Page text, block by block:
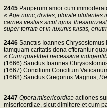
2445 Pauperum amor cum
« Age nunc, divites, plorate ululantes
carnes vestras sicut ignis:
super terram et in luxuriis fuistis,
2446 Sanctus Ioannes
tamquam caritatis dona offerantur
« Cum quaelibet necessaria
(1666) Sanctus Ioannes
(1667) Concilium Concilium
(1668) Sanctus Gregorius Magnus,
2447 Opera misericordiae actiones
misericordiae, sicut dimittere et cum